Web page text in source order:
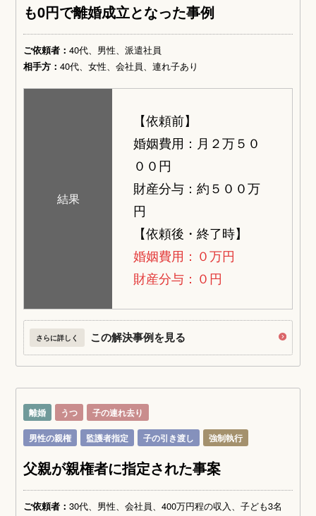
も0円で離婚成立となった事例
ご依頼者：40代、男性、派遣社員
相手方：40代、女性、会社員、連れ子あり
結果
【依頼前】
婚姻費用：月２万５０
００円
財産分与：約５００万
円
【依頼後・終了時】
婚姻費用：０万円
財産分与：０円
さらに詳しく この解決事例を見る
離婚 うつ
子の連れ去り
男性の親権
監護者指定 子の引き渡し 強制執行
父親が親権者に指定された事案
ご依頼者：30代、男性、会社員、400万円程の収入、子ども3名